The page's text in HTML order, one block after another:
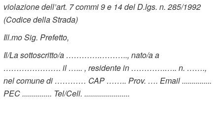
violazione dell’art. 7 commi 9 e 14 del D.lgs. n. 285/1992
(Codice della Strada)
Ill.mo Sig. Prefetto,
Il/La sottoscritto/a ………….……….., nato/a a
…………………. il …... , residente in ………….….. n. …….,
nel comune di ………… CAP …….. Prov. …. Email ...............
PEC ............... Tel/Cell. .......................